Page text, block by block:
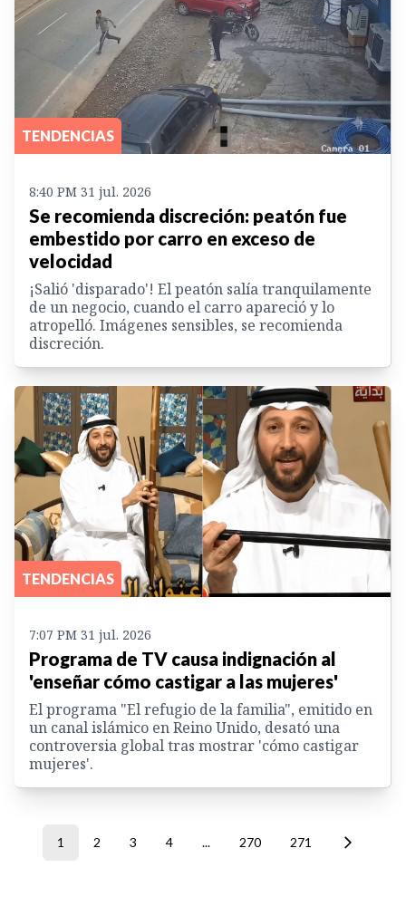
TENDENCIAS
8:40 PM 31 jul. 2026
Se recomienda discreción: peatón fue
embestido por carro en exceso de
velocidad
¡Salió 'disparado'! El peatón salía tranquilamente
de un negocio, cuando el carro apareció y lo
atropelló. Imágenes sensibles, se recomienda
discreción.
TENDENCIAS
7:07 PM 31 jul. 2026
Programa de TV causa indignación al
'enseñar cómo castigar a las mujeres'
El programa "El refugio de la familia", emitido en
un canal islámico en Reino Unido, desató una
controversia global tras mostrar 'cómo castigar
mujeres'.
1 2 3 4 ... 270 271